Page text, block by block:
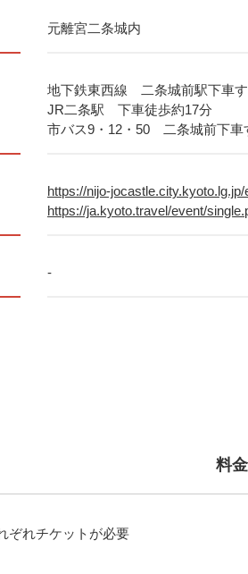
元離宮二条城内
地下鉄東西線 二条城前駅下車
JR二条駅 下車徒歩約17分
市バス9・12・50 二条城前下車
https://nijo-
https://ja.kyoto.travel/event/
-
料金
ぞれチケットが必要